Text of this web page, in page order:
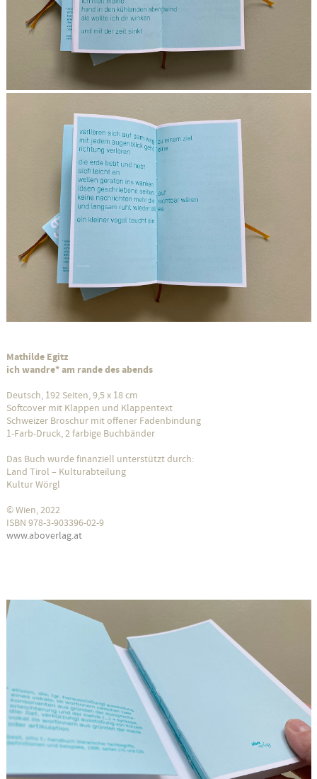
Mathilde Egitz
ich wandre* am rande des abends
Deutsch, 192 Seiten, 9,5 x 18 cm
Softcover mit Klappen und Klappentext
Schweizer Broschur mit offener Fadenbindung
1-Farb-Druck, 2 farbige Buchbänder
Das Buch wurde finanziell unterstützt durch:
Land Tirol – Kulturabteilung
Kultur Wörgl
© Wien, 2022
ISBN 978-3-903396-02-9
www.aboverlag.at